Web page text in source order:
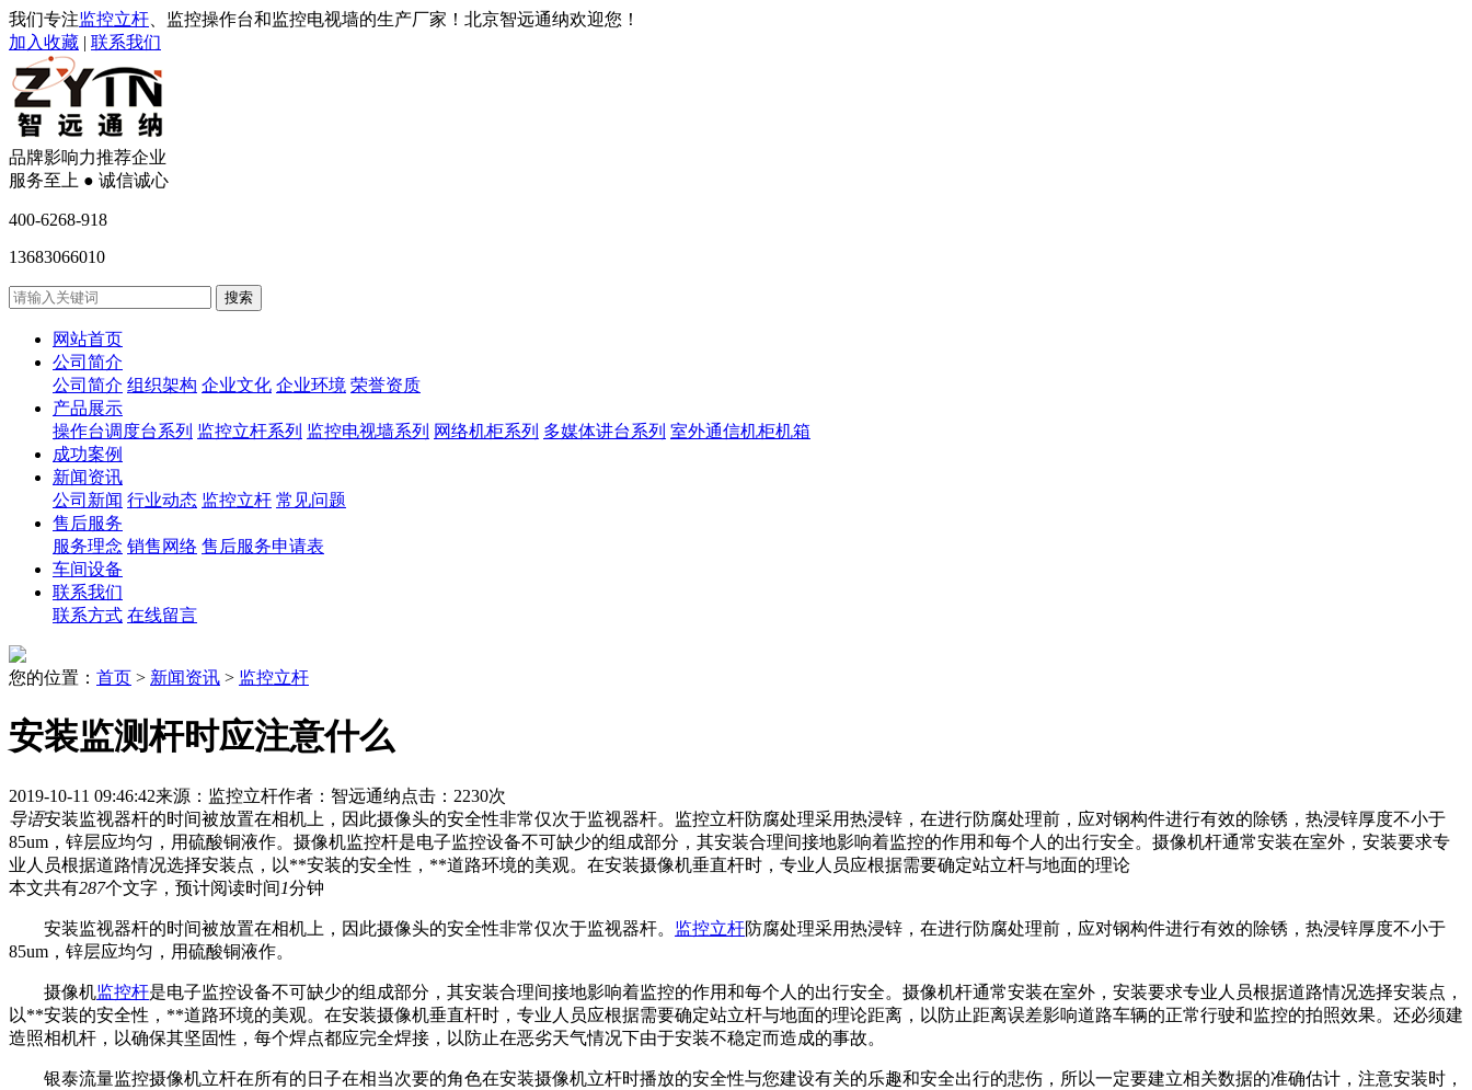
我们专注监控立杆 、监控操作台和监控电视墙的生产厂家！北京智远通纳欢迎您！
加入收藏 | 联系我们
品牌影响力推荐企业
服务至上 ● 诚信诚心
400-6268-918
13683066010
网站首页
公司简介
公司简介 组织架构 企业文化 企业环境 荣誉资质
产品展示
操作台调度台系列 监控立杆系列 监控电视墙系列 网络机柜系列 多媒体讲台系列 室外通信机柜机箱
成功案例
新闻资讯
公司新闻 行业动态 监控立杆 常见问题
售后服务
服务理念 销售网络 售后服务申请表
车间设备
联系我们
联系方式 在线留言
您的位置： 首页 > 新闻资讯 > 监控立杆
安装监测杆时应注意什么
2019-10-11 09:46:42来源：监控立杆作者：智远通纳点击：2230次
导语安装监视器杆的时间被放置在相机上，因此摄像头的安全性非常仅次于监视器杆。监控立杆防腐处理采用热浸锌，在进行防腐处理前，应对钢构件进行有效的除锈，热浸锌厚度不小于
85um，锌层应均匀，用硫酸铜液作。摄像机监控杆是电子监控设备不可缺少的组成部分，其安装合理间接地影响着监控的作用和每个人的出行安全。摄像机杆通常安装在室外，安装要求专
业人员根据道路情况选择安装点，以**安装的安全性，**道路环境的美观。在安装摄像机垂直杆时，专业人员应根据需要确定站立杆与地面的理论
本文共有287个文字，预计阅读时间 1分钟
安装监视器杆的时间被放置在相机上，因此摄像头的安全性非常仅次于监视器杆。 监控立杆防腐处理采用热浸锌，在进行防腐处理前，应对钢构件进行有效的除锈，热浸锌厚度不小于
85um，锌层应均匀，用硫酸铜液作。
摄像机监控杆是电子监控设备不可缺少的组成部分，其安装合理间接地影响着监控的作用和每个人的出行安全。摄像机杆通常安装在室外，安装要求专业人员根据道路情况选择安装点，
以**安装的安全性，**道路环境的美观。在安装摄像机垂直杆时，专业人员应根据需要确定站立杆与地面的理论距离，以防止距离误差影响道路车辆的正常行驶和监控的拍照效果。还必须建
造照相机杆，以确保其坚固性，每个焊点都应完全焊接，以防止在恶劣天气情况下由于安装不稳定而造成的事故。
银泰流量监控摄像机立杆在所有的日子在相当次要的角色在安装摄像机立杆时播放的安全性与您建设有关的乐趣和安全出行的悲伤，所以一定要建立相关数据的准确估计，注意安装时，